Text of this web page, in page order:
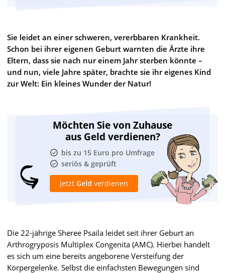
Sie leidet an einer schweren, vererbbaren Krankheit.
Schon bei ihrer eigenen Geburt warnten die Ärzte ihre
Eltern, dass sie nach nur einem Jahr sterben könnte –
und nun, viele Jahre später, brachte sie ihr eigenes Kind
zur Welt: Ein kleines Wunder der Natur!
Möchten Sie von Zuhause
aus Geld verdienen?
bis zu 15 Euro pro Umfrage
seriös & geprüft
Jetzt Geld verdienen
Die 22-jährige Sheree Psaila leidet seit ihrer Geburt an
Arthrogryposis Multiplex Congenita (AMC). Hierbei handelt
es sich um eine bereits angeborene Versteifung der
Körpergelenke. Selbst die einfachsten Bewegungen sind